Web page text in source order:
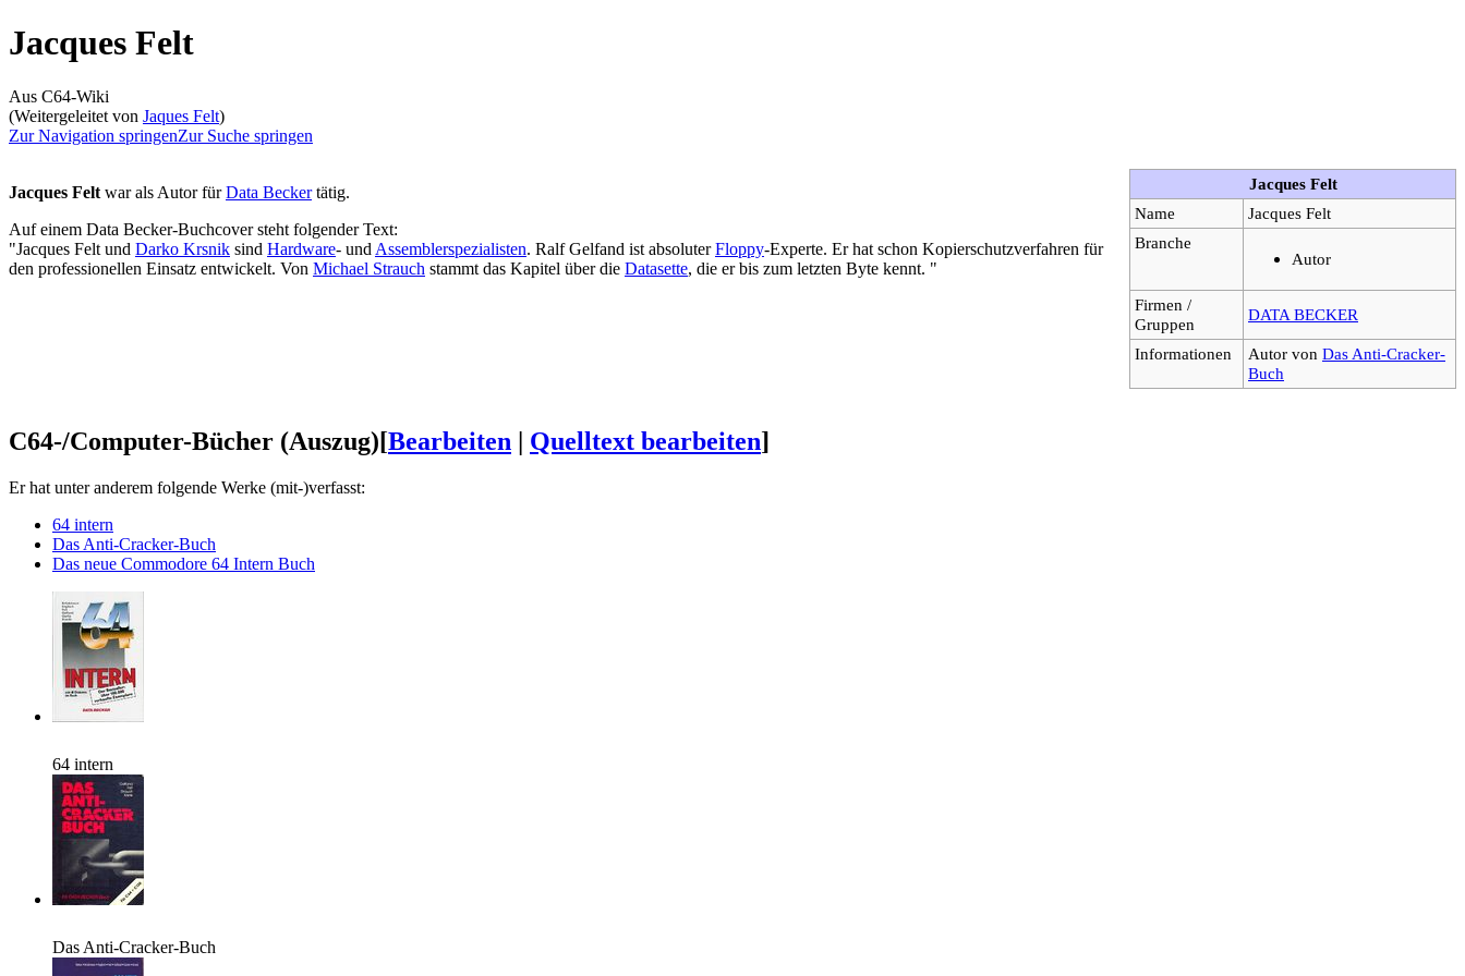
Jacques Felt
Aus C64-Wiki
(Weitergeleitet von Jaques Felt)
Zur Navigation springenZur Suche springen
Jacques Felt
Name
Jacques Felt
Branche
Autor
Firmen /
Gruppen
DATA BECKER
Informationen Autor von Das Anti-Cracker-
Buch
Jacques Felt war als Autor fürData Beckertätig.
Auf einem Data Becker-Buchcover steht folgender Text:
"Jacques Felt und Darko Krsnik sind Hardware- und Assemblerspezialisten. Ralf Gelfand ist absoluterFloppy-Experte. Er hat schon Kopierschutzverfahren für
den professionellen Einsatz entwickelt. Von Michael Strauch stammt das Kapitel über die Datasette, die er bis zum letzten Byte kennt. "
C64-/Computer-Bücher (Auszug)[Bearbeiten | Quelltext bearbeiten]
Er hat unter anderem folgende Werke (mit-)verfasst:
64 intern
Das Anti-Cracker-Buch
Das neue Commodore 64 Intern Buch
64 intern
Das Anti-Cracker-Buch